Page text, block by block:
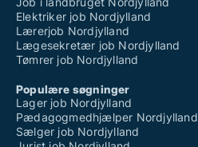
Elektriker job Nordjylland
Lærerjob Nordjylland
Lægesekretær job Nordjylland
Tømrer job Nordjylland
Populære søgninger
Lager job Nordjylland
Pædagogmedhjælper Nordjylland
Sælger job Nordjylland